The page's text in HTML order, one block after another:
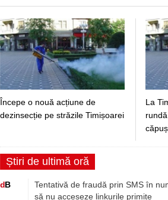
Începe o nouă acțiune de
dezinsecție pe străzile Timișoarei
La
Știri de ultimă oră
dB
Tentativă de fraudă prin SMS în
să nu acceseze linkurile primite